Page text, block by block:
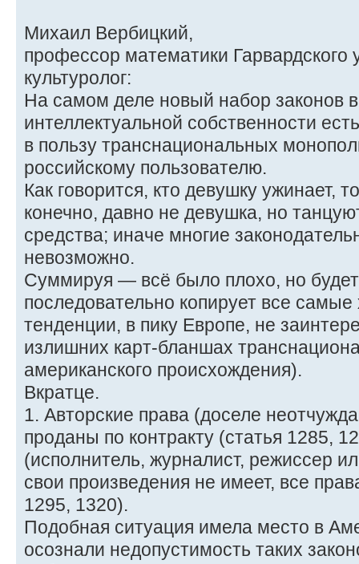
Михаил Вербицкий,
профессор математики Гарвардского
культуролог:
На самом деле новый набор законов
интеллектуальной собственности
в пользу транснациональных
российскому пользователю.
Как говорится, кто девушку ужинает,
конечно, давно не девушка, но
средства; иначе многие
невозможно.
Суммируя — всё было плохо, но
последовательно копирует все
тенденции, в пику Европе, не
излишних карт-бланшах
американского происхождения).
Вкратце.
1. Авторские права (доселе
проданы по контракту (статья 1285,
(исполнитель, журналист, режиссер
свои произведения не имеет, все
1295, 1320).
Подобная ситуация имела место в
осознали недопустимость таких